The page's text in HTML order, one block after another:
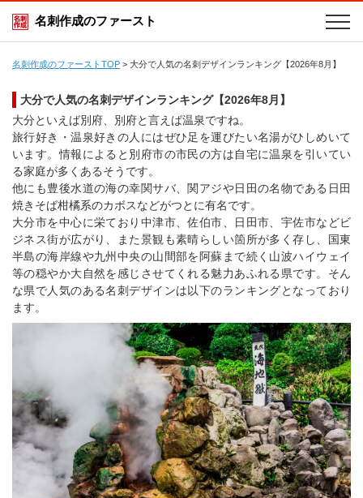
名刺作成のファースト
名刺作成のファーストTOP > 大分で人気の名刺デザインランキング【2026年8月】
大分で人気の名刺デザインランキング【2026年8月】
大分といえば別府、別府と言えば温泉ですね。
旅行好き・温泉好きの人にはぜひ足を運びたい名湯がひしめいて
います。情報によると別府市の市民の方は自宅に温泉を引いてい
る家庭が多くあるそうです。
他にも豊後水道の海の幸関サバ、関アジや日田の名物である日田
焼きそば柑橘系のカボスなどがつとに有名です。
大分市を中心に栄ており中津市、佐伯市、日田市、宇佐市などビ
ジネス街が広がり、また景観も素晴らしい箇所が多く存し、国東
半島の海岸線や九州中央の山間部を阿蘇まで続く山波ハイウェイ
等の穏やか大自然を感じさせてくれる魅力あふれる県です。そん
な県で人気のある名刺デザインは以下のランキングとなっており
ます。